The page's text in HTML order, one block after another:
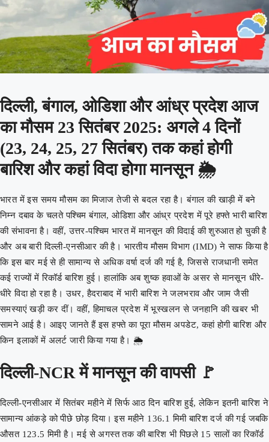
दिल्ली, बंगाल, ओडिशा और आंध्र प्रदेश आज
का मौसम 23 सितंबर 2025: अगले 4 दिनों
(23, 24, 25, 27 सितंबर) तक कहां होगी
बारिश और कहां विदा होगा मानसून 🌦️
भारत में इस समय मौसम का मिजाज तेजी से बदल रहा है। बंगाल की खाड़ी में बने
निम्न दबाव के चलते पश्चिम बंगाल, ओडिशा और आंध्र प्रदेश में पूरे हफ्ते भारी बारिश
की संभावना है। वहीं, उत्तर-पश्चिम भारत में मानसून की विदाई की शुरुआत हो चुकी है
और अब बारी दिल्ली-एनसीआर की है। भारतीय मौसम विभाग (IMD) ने साफ किया है
कि इस बार मई से ही सामान्य से अधिक वर्षा दर्ज की गई है, जिससे राजधानी समेत
कई राज्यों में रिकॉर्ड बारिश हुई। हालांकि अब शुष्क हवाओं के असर से मानसून धीरे-
धीरे विदा हो रहा है। उधर, हैदराबाद में भारी बारिश ने जलभराव और जाम जैसी
समस्याएं खड़ी कर दीं। वहीं, हिमाचल प्रदेश में भूस्खलन से जनहानि की खबर भी
सामने आई है। आइए जानते हैं इस हफ्ते का पूरा मौसम अपडेट, कहां होगी बारिश और
किन इलाकों में अलर्ट जारी किया गया है। 🌦️
दिल्ली-NCR में मानसून की वापसी 🚩
दिल्ली-एनसीआर में सितंबर महीने में सिर्फ आठ दिन बारिश हुई, लेकिन इतनी बारिश ने
सामान्य आंकड़े को पीछे छोड़ दिया। इस महीने 136.1 मिमी बारिश दर्ज की गई जबकि
औसत 123.5 मिमी है। मई से अगस्त तक की बारिश भी पिछले 15 सालों का रिकॉर्ड